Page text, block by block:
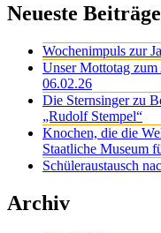
Neueste Beiträge
Wochenimpuls zur
Unser Mottotag zum
06.02.26
Die Sternsinger zu
„Rudolf Stempel“
Knochen, die die
Staatliche Museum
Schüleraustausch
Archiv